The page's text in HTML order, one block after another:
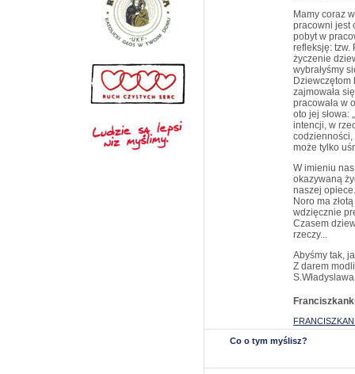
Mamy coraz
pracowni jest
pobyt w
refleksję: tzw.
życzenie
wybrałyśmy
Dziewczętom
zajmowała
pracowała w
oto jej słowa:
intencji, w
codzienności,
może tylko
W imieniu
okazywaną
naszej opiece.
Noro ma
wdzięcznie
Czasem
rzeczy...
Abyśmy tak,
Z darem
Co o tym myślisz?